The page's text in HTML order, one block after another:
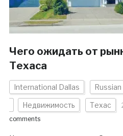
Чего ожидать от
Техаса
International Dallas Russian
Недвижимость Техас
comments